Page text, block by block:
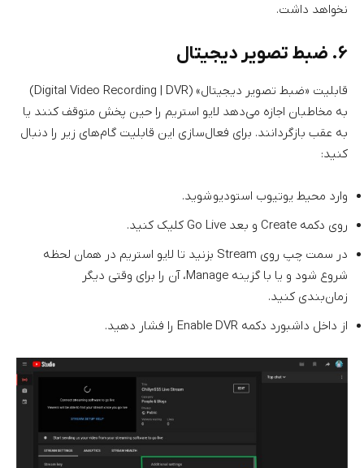
نخواهد داشت.
۶. ضبط تصویر دیجیتال
قابلیت «ضبط تصویر دیجیتال» (Digital Video Recording | DVR)
به مخاطبان اجازه می‌دهد لایو استریم را حین پخش متوقف کنند یا
به عقب بازگردانند. برای فعال‌سازی این قابلیت گام‌های زیر را دنبال
کنید:
وارد محیط یوتیوب استودیو شوید.
روی دکمه Create و بعد Go Live کلیک کنید.
در سمت چپ روی Stream بزنید تا لایو استریم در همان لحظه
شروع شود و یا با گزینه Manage، آن را برای وقتی دیگر
زمان‌بندی کنید.
از داخل داشبورد دکمه Enable DVR را فشار دهید.